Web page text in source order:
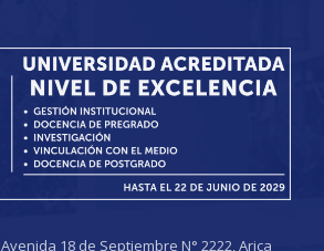
Avenida 18 de Septiembre N° 2222, Arica